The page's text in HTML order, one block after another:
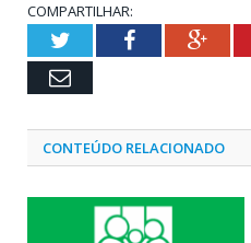
COMPARTILHAR:
TwitterFacebook
Email
CONTEÚDO RELACIONADO